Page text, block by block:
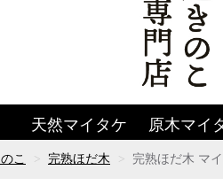
天然マイタケ 原木マイ
こ 完熟ほだ木 完熟ほだ木 マ